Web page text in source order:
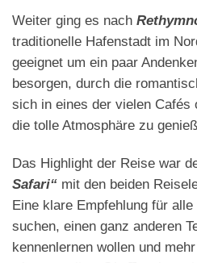
Weiter ging es nach
traditionelle Hafenstadt im
geeignet um ein paar
besorgen, durch die
sich in eines der vielen Cafés
die tolle Atmosphäre zu
Das Highlight der Reise war
Safari“ mit den beiden
Eine klare Empfehlung für
suchen, einen ganz anderen
kennenlernen wollen und